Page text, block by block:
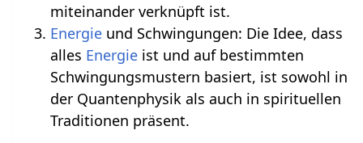
miteinander verknüpft ist.
Energie und Schwingungen: Die Idee, dass
alles Energie ist und auf bestimmten
Schwingungsmustern basiert, ist sowohl in
der Quantenphysik als auch in spirituellen
Traditionen präsent.